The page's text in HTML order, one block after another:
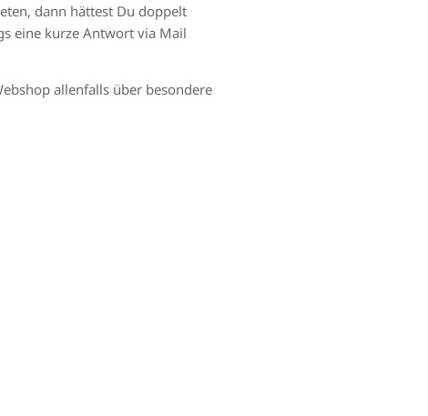
dann hättest Du doppelt
eine kurze Antwort via Mail
allenfalls über besondere